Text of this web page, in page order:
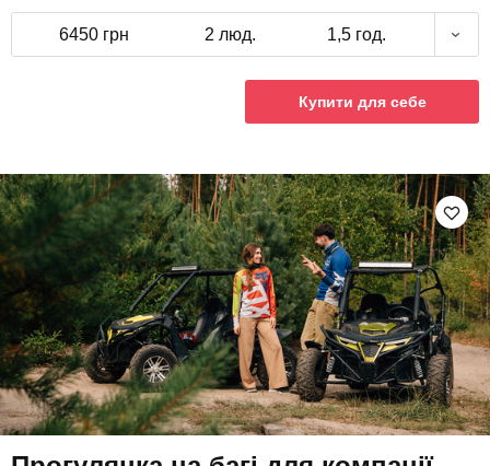
6450 грн 2 люд. 1,5 год.
Купити для себе